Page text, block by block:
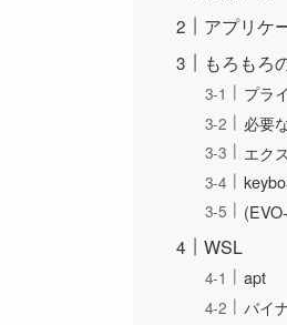
アプリケ
もろもろ
プラ
必要
エク
WSL
apt
バイ